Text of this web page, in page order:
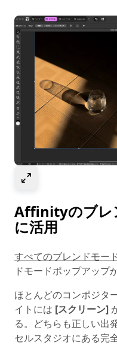
Affinityのブレ
に活用
すべてのブレンドモー
ドモードポップアップ
ほとんどのコンポジタ
イトには [スクリーン]
る。どちらも正しい出
セルスタジオにある完